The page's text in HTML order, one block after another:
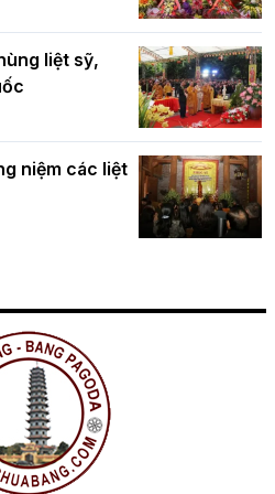
liệt sỹ,
niệm các liệt